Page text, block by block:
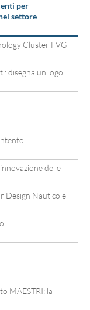
per
settore
Cluster FVG
disegna un logo
delle
Design Nautico e
MAESTRI: la